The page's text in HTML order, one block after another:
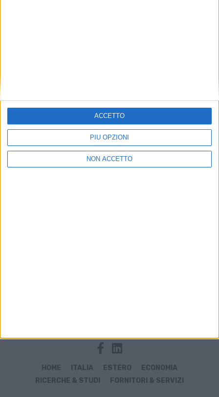
PIÙ OPZIONI
NON ACCETTO
ACCETTO
HOME ITALIA ESTERO
ECONOMIA
RICERCHE & STUDI
FORNITORI & SERVIZI